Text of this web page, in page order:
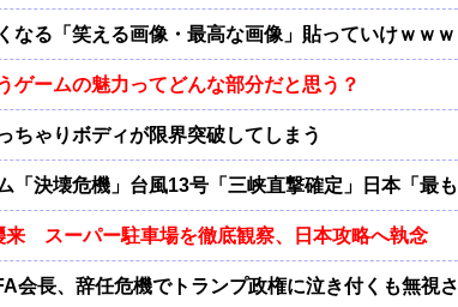
なる「笑える画像・最高な画像」貼っていけｗｗｗ
ゲームの魅力ってどんな部分だと思う？
ちゃりボディが限界突破してしまう
「決壊危機」台風13号「三峡直撃確定」日本「
来 スーパー駐車場を徹底観察、日本攻略へ執念
会長、辞任危機でトランプ政権に泣き付くも無視